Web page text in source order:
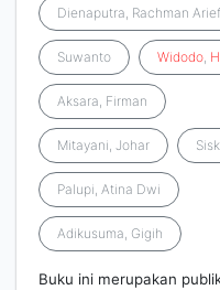
Dienaputra, Rachman Arief
Suwanto Widodo,
Aksara, Firman
Mitayani, Johar
Palupi, Atina Dwi
Adikusuma, Gigih
Buku ini merupakan